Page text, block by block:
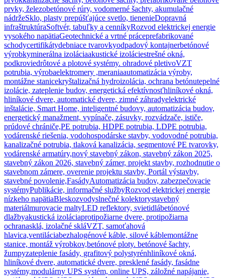
prvky, železobetónové rúry, vodomerné šachty, akumulačné
nádržeSklo, plasty prepúšťajúce svetlo, tienenieDopravná
infraštruktúraSoftvér, tabuľky a cenníkyRozvod elektrickej energie
vysokého napätiaGeotechnické a vrtné práceprefabrikované
schodycertifikátydebniace tvarovkyodpadový kontajnerbetónové
výrobkyminerálna izoláciaakustické izoláciestrešné okná,
podkroviedrôtové a plotové systémy. ohradové pletivoVZT
potrubia, výrobaelektromery ,meraniaautomatizácia výroby,
montážne stanicekryštalizačná hydroizolácia, ochrana betónutepelné
izolácie, zateplenie budov, energetická efektívnosťhliníkové okná,
hliníkové dvere, automatické dvere, zimné záhradyelektrické
inštalácie, Smart Home, inteligentné budovy, automatizácia budov,
energetický manažment, vypínače, zásuvky, rozvádzače, ističe,
prúdové chrániče,PE potrubia, HDPE potrubia, LDPE potrubia,
vodárenské riešenia, vodohospodárske stavby, vodovodné potrubia,
kanalizačné potrubia, tlaková kanalizácia, segmentové PE tvarovky,
vodárenské armatúry,nový stavebný zákon, stavebný zákon 2025,
stavebný zákon 2026, stavebný zámer, projekt stavby, rozhodnutie o
stavebnom zámere, overenie projektu stavby, Portál výstavby,
stavebné povolenie,FasádyAutomatizácia budov, zabezpečovacie
systémyPublikácie, informačné službyRozvod elektrickej energie
nízkeho napätiaBleskozvodyslnečné kolektorystavebný
materiálmurovacie maltyLED reflektory, svietidlábetónové
dlažbyakustická izoláciaprotipožiarne dvere, protipožiarna
ochranasklá, izolačné skláVZT, samoťahová
hlavica,ventiláciabezhalogénové káble, silové káblemontážne
stanice, montáž výrobkov,betónové ploty. betónové šachty,
žumpyzateplenie fasády, grafitový polystyrénhliníkové okná,
hliníkové dvere, automatické dvere, presklené fasády, fasádne
systémy,modulárny UPS systém, online UPS, záložné napájanie,